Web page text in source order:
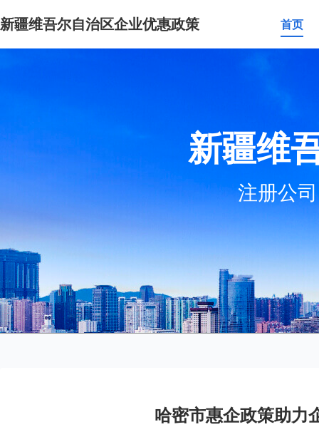
新疆维吾尔自治区企业优惠政策 首页
新疆维
注册公
哈密市惠企政策助力